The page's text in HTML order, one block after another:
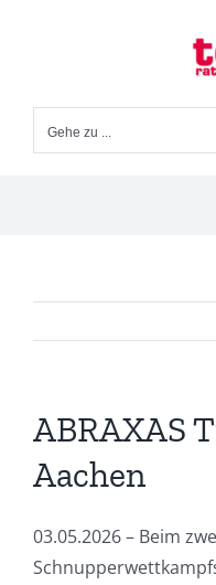
Gehe zu ...
ABRAXAS
Aachen
03.05.2026 – Beim